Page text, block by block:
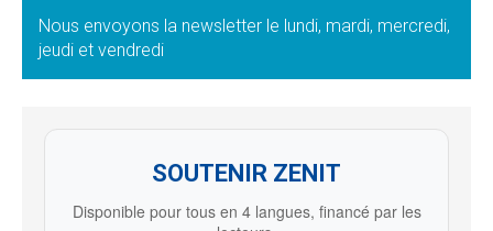
Nous envoyons la newsletter le lundi, mardi, mercredi,
jeudi et vendredi
SOUTENIR ZENIT
Disponible pour tous en 4 langues, financé par les